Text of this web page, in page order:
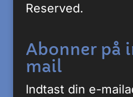
Reserved.
Abonner på
mail
Indtast din e-